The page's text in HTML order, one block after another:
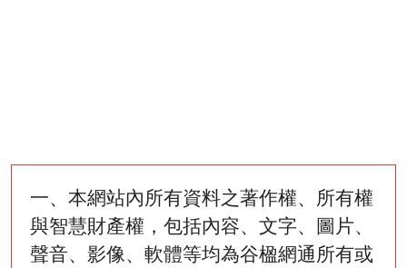
一、本網站內所有資料之著作權、所有權
與智慧財產權，包括內容、文字、圖片、
聲音、影像、軟體等均為谷楹網通所有或